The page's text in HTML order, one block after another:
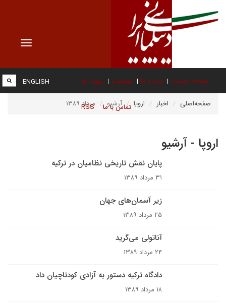
Toggle
صفحه نخست درباره ما عضویت پیوند ها
تماس با ما RSS
ENGLISH
صفحه‌اصلی اخبار اروپا آرشیو مرداد ۱۳۸۹
اروپا - آرشیو
پایان نقش تاریخی نظامیان در ترکیه
۳۱ مرداد ۱۳۸۹
زیر آسمان‌های جهان
۲۵ مرداد ۱۳۸۹
آناتولی می‌گرید
۲۴ مرداد ۱۳۸۹
دادگاه ترکیه دستور به آزادی کودتاچیان داد
۱۸ مرداد ۱۳۸۹